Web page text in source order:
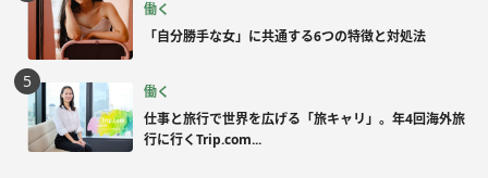
働く
「自分勝手な女」に共通する6つの特徴と対処法
働く
仕事と旅行で世界を広げる「旅キャリ」。年4回海外旅
行に行くTrip.com...